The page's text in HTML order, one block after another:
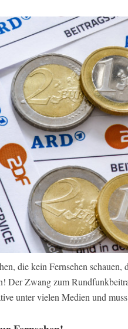
die kein Fernsehen schauen,
Der Zwang zum
unter vielen Medien und